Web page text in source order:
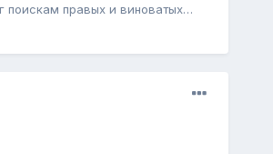
поискам правых и виноватых…